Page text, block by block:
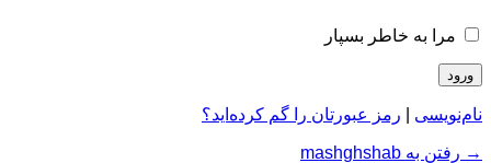
مرا به خاطر بسپار
نام‌نویسی رمز عبورتان را گم کرده‌اید؟
→ رفتن به mashghshab